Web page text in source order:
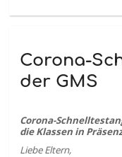
Corona-
der GMS
Corona-
die Klassen in
Liebe Eltern,